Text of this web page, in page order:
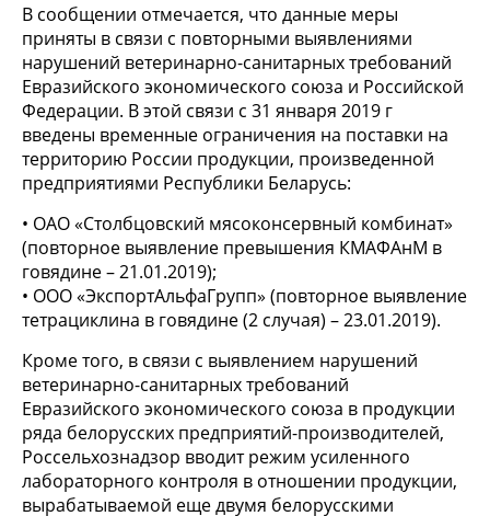
В сообщении отмечается, что данные меры
приняты в связи с повторными выявлениями
нарушений ветеринарно-санитарных требований
Евразийского экономического союза и Российской
Федерации. В этой связи с 31 января 2019 г
введены временные ограничения на поставки на
территорию России продукции, произведенной
предприятиями Республики Беларусь:
• ОАО «Столбцовский мясоконсервный комбинат»
(повторное выявление превышения КМАФАнМ в
говядине – 21.01.2019);
• ООО «ЭкспортАльфаГрупп» (повторное выявление
тетрациклина в говядине (2 случая) – 23.01.2019).
Кроме того, в связи с выявлением нарушений
ветеринарно-санитарных требований
Евразийского экономического союза в продукции
ряда белорусских предприятий-производителей,
Россельхознадзор вводит режим усиленного
лабораторного контроля в отношении продукции,
вырабатываемой еще двумя белорусскими